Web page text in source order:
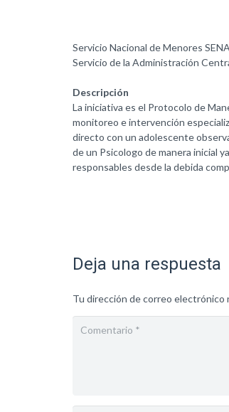
Servicio Nacional de Menores
Servicio de la Administración
Descripción
La iniciativa es el Protocolo de
monitoreo e intervención
directo con un adolescente
de un Psicologo de manera inicial
responsables desde la debida
Deja una respuesta
Tu dirección de correo electrónico